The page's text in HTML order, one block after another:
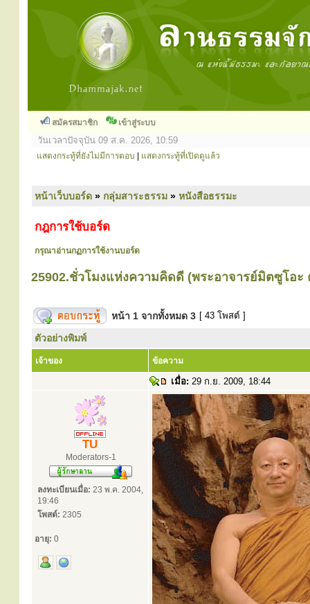
สมัครสมาชิก เข้าสู่ระบบ
วันเวลาปัจจุบัน 09 ส.ค. 2026, 10:59
แสดงกระทู้ที่ยังไม่มีการตอบ แสดงกระทู้ที่เปิดดูแล้ว
หน้าเว็บบอร์ด » กลุ่มสาระธรรม » หนังสือธรรมะ
กฎการใช้บอร์ด
กรุณาอ่านกฏการใช้งานบอร์ด
25902.ชั่วโมงแห่งความคิดดี (พระอาจารย์มิตซูโอะ
หน้า 1 จากทั้งหมด 3 [ 43 โพสต์ ]
ตัวอย่างพิมพ์
เจ้าของ ข้อความ
เมื่อ: 29 ก.ย. 2009, 18:44
TU
Moderators-1
ลงทะเบียนเมื่อ: 23 พ.ค. 2004,
19:46
โพสต์: 2305
อายุ: 0